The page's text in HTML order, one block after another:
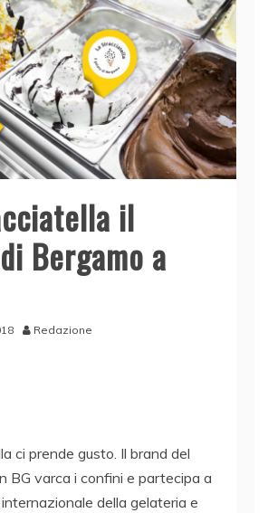
il
Bergamo a
Redazione
ci prende gusto. Il brand del
BG varca i confini e partecipa a
della gelateria e